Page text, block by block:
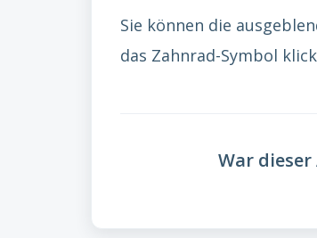
Sie können die
das Zahnrad-Symbol
War